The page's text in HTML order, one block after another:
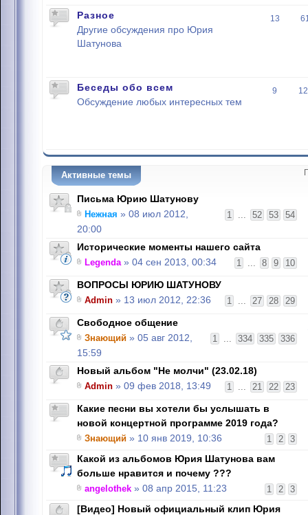
Разное
Другие обсуждения про Юрия
Шатунова
13
Беседы обо всем
Обсуждение любых интересных тем
9
Активные темы
Письма Юрию Шатунову
1 ... 52 53 54
Нежная » 08 июл 2012,
20:00
Исторические моменты нашего сайта
1 ... 8 9 10
Legenda» 04 сен 2013, 00:34
ВОПРОСЫ ЮРИЮ ШАТУНОВУ
1 ... 27 28 29
Admin » 13 июл 2012, 22:36
Свободное общение
1 ... 334 335 336
Знающий » 05 авг 2012,
15:59
Новый альбом "Не молчи" (23.02.18)
1 ... 21 22 23
Admin » 09 фев 2018, 13:49
Какие песни вы хотели бы услышать в
новой концертной программе 2019 года?
1 2 3
Знающий » 10 янв 2019, 10:36
Какой из альбомов Юрия Шатунова вам
больше нравится и почему ???
1 2 3
angelothek » 08 апр 2015, 11:23
[Видео] Новый официальный клип Юрия